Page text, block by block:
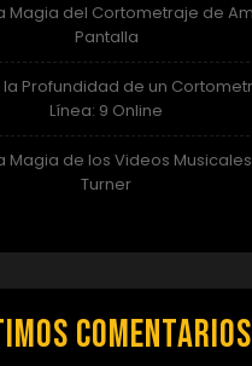
Magia del Cortometraje de
Pantalla
la Profundidad de un
Línea: 9 Online
Magia de los Videos
Turner
comentarios